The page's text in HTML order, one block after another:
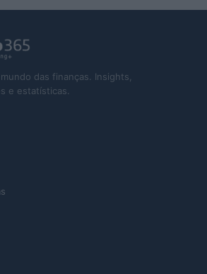
das finanças. Insights,
e estatísticas.